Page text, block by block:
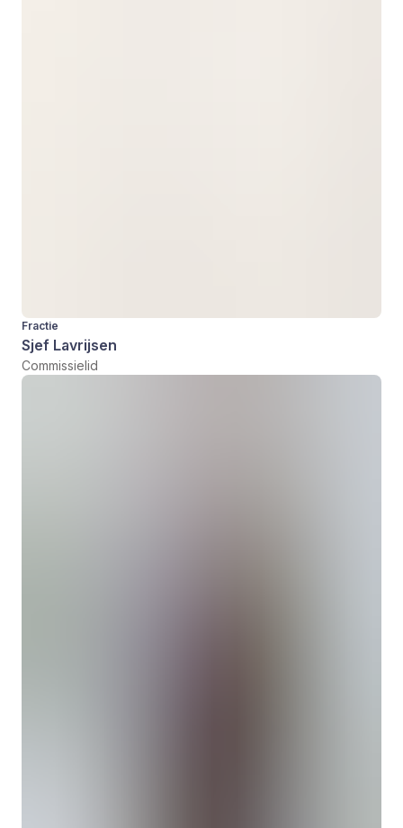
Fractie
Sjef Lavrijsen
Commissielid